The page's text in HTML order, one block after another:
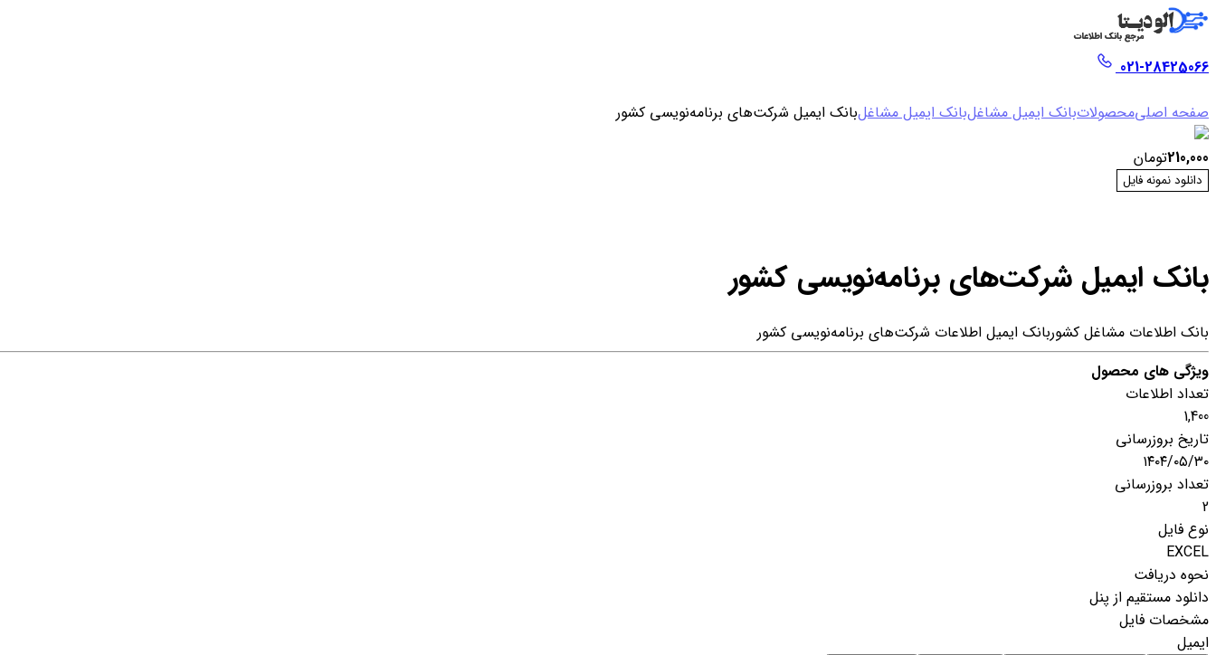
021-28425066
صفحه اصلیمحصولاتبانک ایمیل مشاغلبانک ایمیل مشاغلبانک ایمیل شرکت‌های برنامه‌نویسی کشور
210,000تومان
دانلود نمونه فایل
بانک ایمیل شرکت‌های برنامه‌نویسی کشور
بانک اطلاعات مشاغل کشوربانک ایمیل اطلاعات شرکت‌های برنامه‌نویسی کشور
ویژگی های محصول
تعداد اطلاعات
1,400
تاریخ بروزرسانی
۱۴۰۴/۰۵/۳۰
تعداد بروزرسانی
2
نوع فایل
EXCEL
نحوه دریافت
دانلود مستقیم از پنل
مشخصات فایل
ایمیل